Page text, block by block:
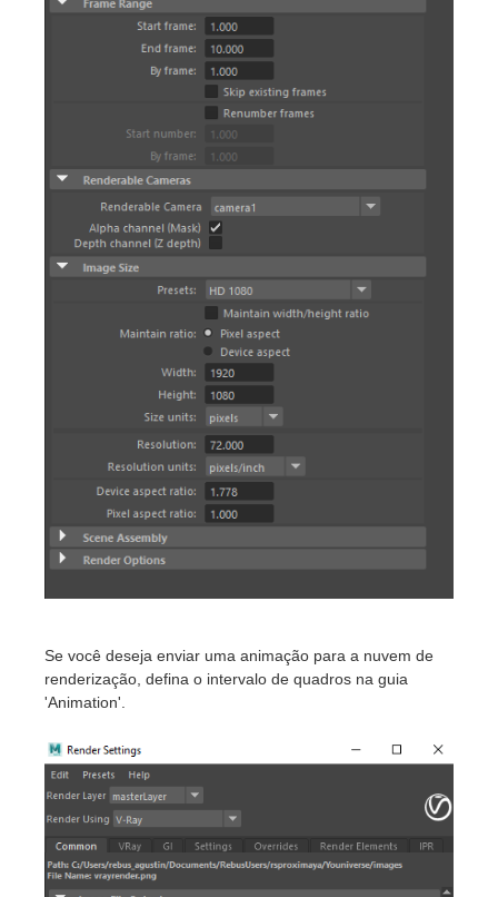
Se você deseja enviar uma animação para a nuvem de
renderização, defina o intervalo de quadros na guia
'Animation'.